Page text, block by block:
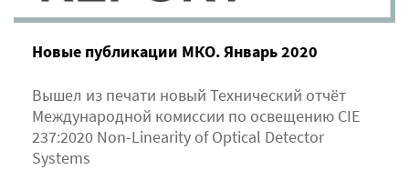
Новые публикации МКО. Январь 2020
Вышел из печати новый Технический отчёт
Международной комиссии по освещению CIE
237:2020 Non-Linearity of Optical Detector
Systems